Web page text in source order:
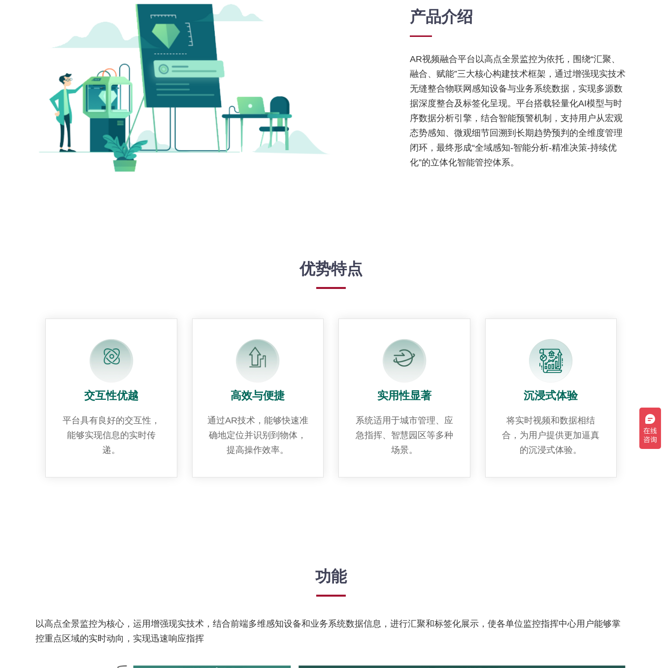
产品介绍
AR视频融合平台以高点全景监控为依托，围绕“汇聚、
融合、赋能”三大核心构建技术框架，通过增强现实技术
无缝整合物联网感知设备与业务系统数据，实现多源数
据深度整合及标签化呈现。平台搭载轻量化AI模型与时
序数据分析引擎，结合智能预警机制，支持用户从宏观
态势感知、微观细节回溯到长期趋势预判的全维度管理
闭环，最终形成“全域感知-智能分析-精准决策-持续优
化”的立体化智能管控体系。
优势特点
交互性优越
平台具有良好的交互性，
能够实现信息的实时传
递。
高效与便捷
通过AR技术，能够快速准
确地定位并识别到物体，
提高操作效率。
实用性显著
系统适用于城市管理、应
急指挥、智慧园区等多种
场景。
沉浸式体验
将实时视频和数据相结
合，为用户提供更加逼真
的沉浸式体验。
功能
以高点全景监控为核心，运用增强现实技术，结合前端多维感知设备和业务系统数据信息，进行汇聚和标签化展示，使各单位监控指挥中心用户能够掌
控重点区域的实时动向，实现迅速响应指挥